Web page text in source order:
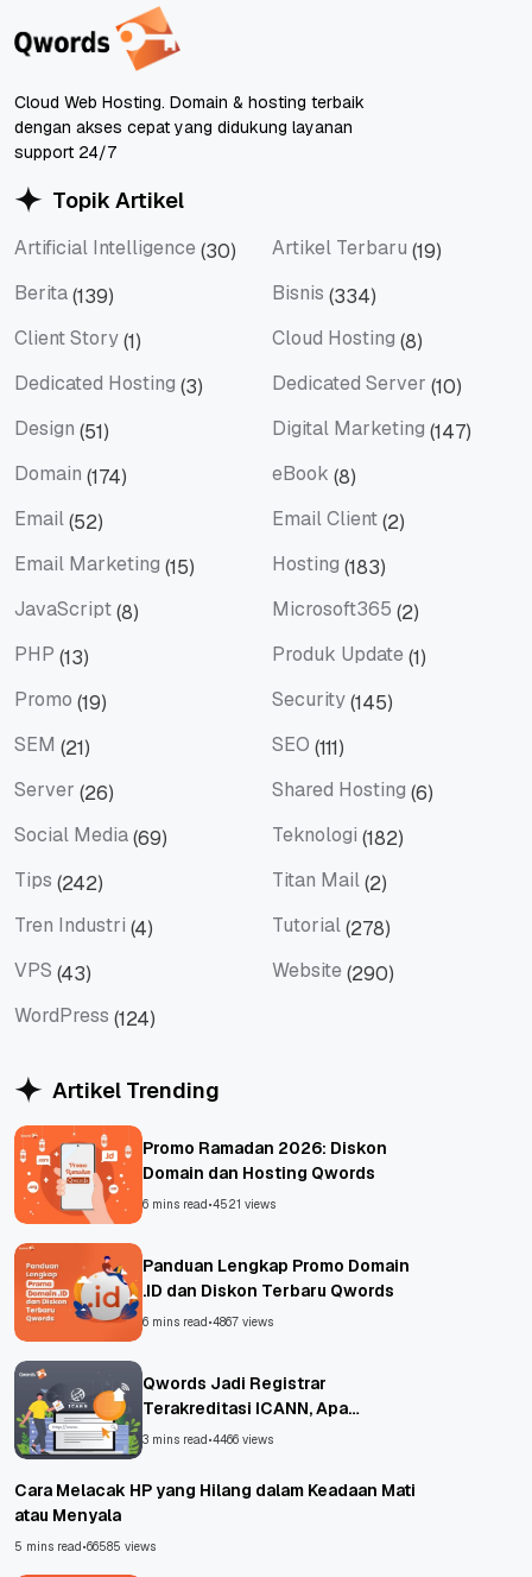
Cloud Web Hosting. Domain & hosting terbaik
dengan akses cepat yang didukung layanan
support 24/7
Topik Artikel
Artificial Intelligence (30) Artikel Terbaru (19)
Berita(139) Bisnis (334)
Client Story(1) Cloud Hosting (8)
Dedicated Hosting (3) Dedicated Server (10)
Design (51) Digital Marketing (147)
Domain (174) eBook (8)
Email(52) Email Client(2)
Email Marketing (15) Hosting (183)
JavaScript(8) Microsoft365 (2)
PHP (13) Produk Update (1)
Promo (19) Security(145)
SEM (21) SEO (111)
Server (26) Shared Hosting (6)
Social Media(69) Teknologi (182)
Tips (242) Titan Mail(2)
Tren Industri (4) Tutorial(278)
VPS (43) Website (290)
WordPress (124)
Artikel Trending
Promo Ramadan 2026: Diskon
Domain dan Hosting Qwords
6 mins read•4521 views
Panduan Lengkap Promo Domain
.ID dan Diskon Terbaru Qwords
6 mins read•4867 views
Qwords Jadi Registrar
Terakreditasi ICANN, Apa
Untungnya?
3 mins read•4466 views
Cara Melacak HP yang Hilang dalam Keadaan Mati
atau Menyala
5 mins read•66585 views